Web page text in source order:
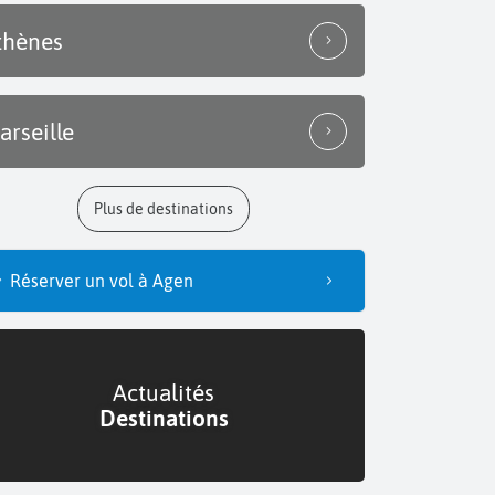
Plus de destinations
Réserver un vol à Agen
Actualités
Destinations